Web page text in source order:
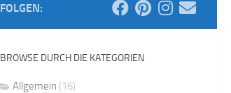
FOLGEN:
BROWSE DURCH DIE KATEGORIEN
Allgemein (16)